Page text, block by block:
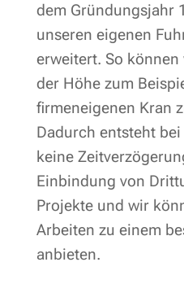
dem Gründungsjahr
unseren eigenen
erweitert. So
der Höhe zum
firmeneigenen Kran
Dadurch entsteht
keine
Einbindung von
Projekte und wir
Arbeiten zu einem
anbieten.